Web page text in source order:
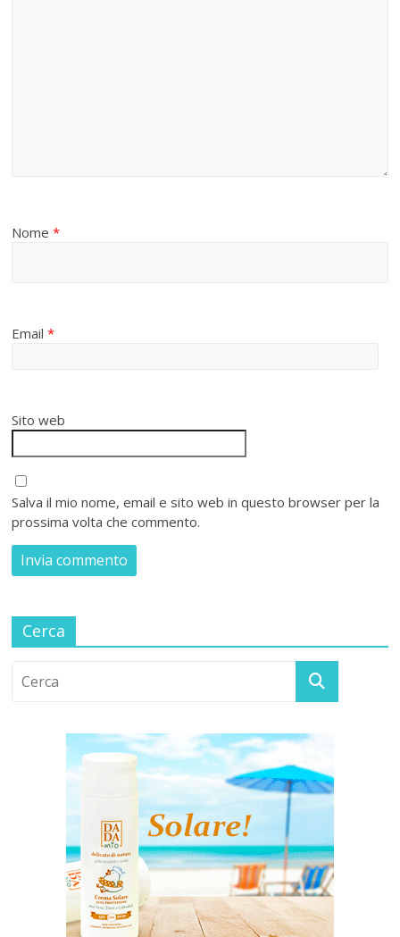
Nome*
Email*
Sito web
Salva il mio nome, email e sito web in questo browser per la
prossima volta che commento.
Cerca